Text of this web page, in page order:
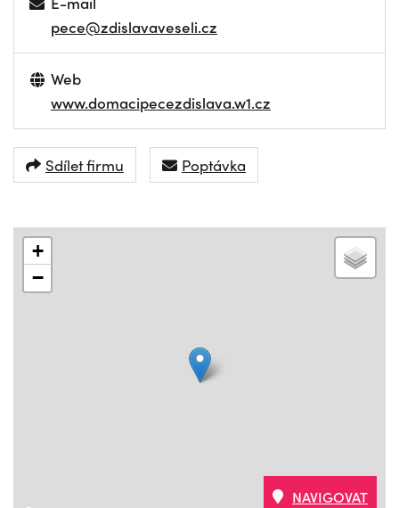
pece@zdislavaveseli.cz
Web
www.domacipecezdislava.w1.cz
Sdílet firmu Poptávka
+
−
NAVIGOVAT